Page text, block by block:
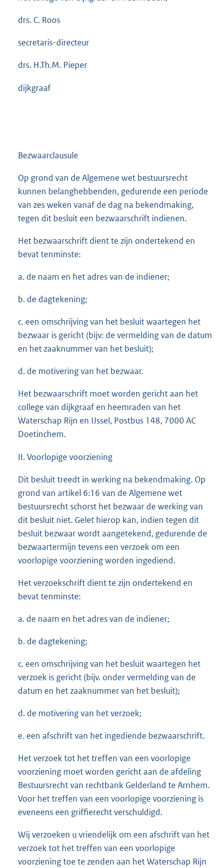
drs. C. Roos
secretaris-directeur
drs. H.Th.M. Pieper
dijkgraaf
Bezwaarclausule
Op grond van de Algemene wet bestuursrecht
kunnen belanghebbenden, gedurende een periode
van zes weken vanaf de dag na bekendmaking,
tegen dit besluit een bezwaarschrift indienen.
Het bezwaarschrift dient te zijn ondertekend en
bevat tenminste:
a. de naam en het adres van de indiener;
b. de dagtekening;
c. een omschrijving van het besluit waartegen het
bezwaar is gericht (bijv: de vermelding van de datum
en het zaaknummer van het besluit);
d. de motivering van het bezwaar.
Het bezwaarschrift moet worden gericht aan het
college van dijkgraaf en heemraden van het
Waterschap Rijn en IJssel, Postbus 148, 7000 AC
Doetinchem.
II. Voorlopige voorziening
Dit besluit treedt in werking na bekendmaking. Op
grond van artikel 6:16 van de Algemene wet
bestuursrecht schorst het bezwaar de werking van
dit besluit niet. Gelet hierop kan, indien tegen dit
besluit bezwaar wordt aangetekend, gedurende de
bezwaartermijn tevens een verzoek om een
voorlopige voorziening worden ingediend.
Het verzoekschrift dient te zijn ondertekend en
bevat tenminste:
a. de naam en het adres van de indiener;
b. de dagtekening;
c. een omschrijving van het besluit waartegen het
verzoek is gericht (bijv. onder vermelding van de
datum en het zaaknummer van het besluit);
d. de motivering van het verzoek;
e. een afschrift van het ingediende bezwaarschrift.
Het verzoek tot het treffen van een voorlopige
voorziening moet worden gericht aan de afdeling
Bestuursrecht van rechtbank Gelderland te Arnhem.
Voor het treffen van een voorlopige voorziening is
eveneens een griffierecht verschuldigd.
Wij verzoeken u vriendelijk om een afschrift van het
verzoek tot het treffen van een voorlopige
voorziening toe te zenden aan het Waterschap Rijn